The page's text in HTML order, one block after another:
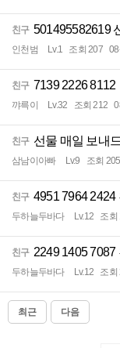
친구 501495582619
인천범 Lv.1 조회 207
친구 7139 2226 8112
꺄륵이 Lv.32 조회 212
친구 선물 매일 보내
삼남이아빠 Lv.9 조회 205
친구 4951 7964
두하늘두바다 Lv.12 조회
친구 2249 1405
두하늘두바다 Lv.12 조회
최근 다음